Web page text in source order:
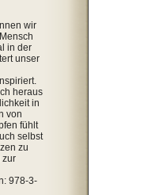
wir
in der
unser
heraus
in
von
fühlt
selbst
zu
zur
978-3-